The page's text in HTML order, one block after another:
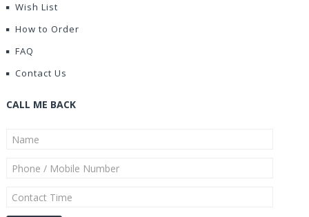
Wish List
How to Order
FAQ
Contact Us
CALL ME BACK